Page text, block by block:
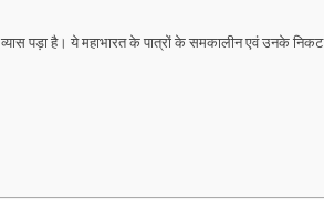
पड़ा है। ये महाभारत के पात्रों के समकालीन एवं उनके निकट